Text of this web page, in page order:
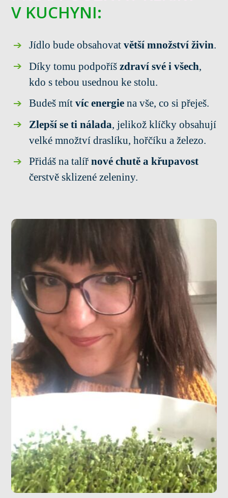
V KUCHYNI:
Jídlo bude obsahovat větší množství živin.
Díky tomu podpoříšzdraví své i všech,
kdo s tebou usednou ke stolu.
Budeš mítvíc energie na vše, co si přeješ.
Zlepší se ti nálada, jelikož klíčky obsahují
velké množtví draslíku, hořčíku a železo.
Přidáš na talířnové chutě a křupavost
čerstvě sklizené zeleniny.